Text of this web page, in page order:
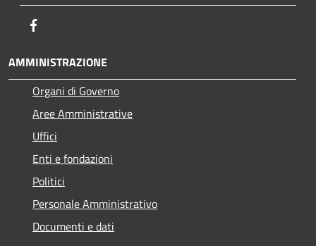
AMMINISTRAZIONE
Organi di Governo
Aree Amministrative
Uffici
Enti e fondazioni
Politici
Personale Amministrativo
Documenti e dati